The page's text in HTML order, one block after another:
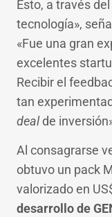
Esto, a través
tecnología»,
«Fue una gran
excelentes
Recibir el
tan
dealde
Al consagrarse
obtuvo un pack
valorizado en
desarrollo de